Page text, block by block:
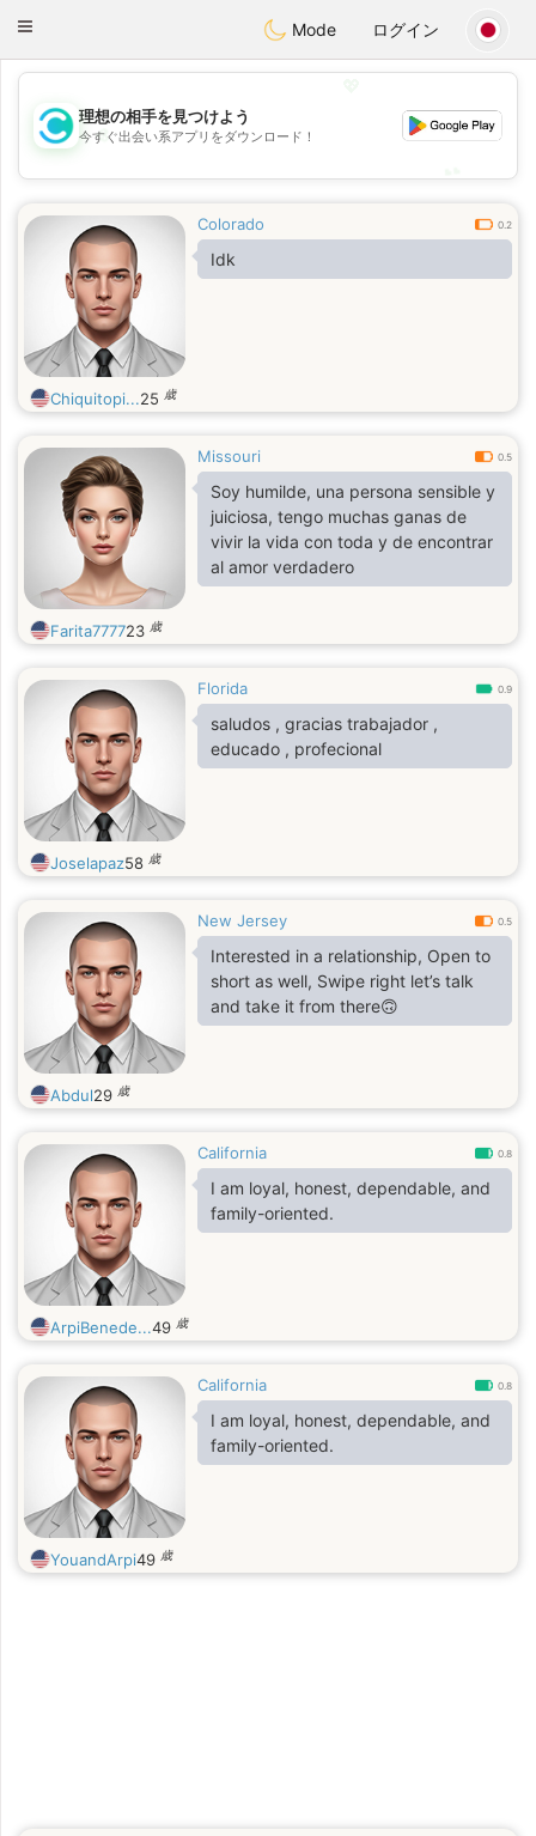
olombiaCitas
Toggle
Mode ログイン
💖
💕
理想の相手を見つけよう
今すぐ出会い系アプリをダウンロード！
Colorado 0.2
Idk
Chiquitopi...25 歳
Missouri 0.5
Soy humilde, una persona sensible y
juiciosa, tengo muchas ganas de
vivir la vida con toda y de encontrar
al amor verdadero
Farita777723 歳
Florida 0.9
saludos , gracias trabajador ,
educado , profecional
Joselapaz58 歳
New Jersey 0.5
Interested in a relationship, Open to
short as well, Swipe right let’s talk
and take it from there🙃
Abdul29 歳
California 0.8
I am loyal, honest, dependable, and
family-oriented.
ArpiBenede...49 歳
California 0.8
I am loyal, honest, dependable, and
family-oriented.
YouandArpi49 歳